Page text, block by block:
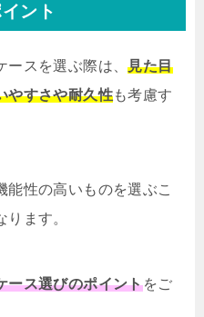
ント
ースを選ぶ際は、見た目
やすさや耐久性も考慮す
性の高いものを選ぶこ
ます。
ース選びのポイントをご